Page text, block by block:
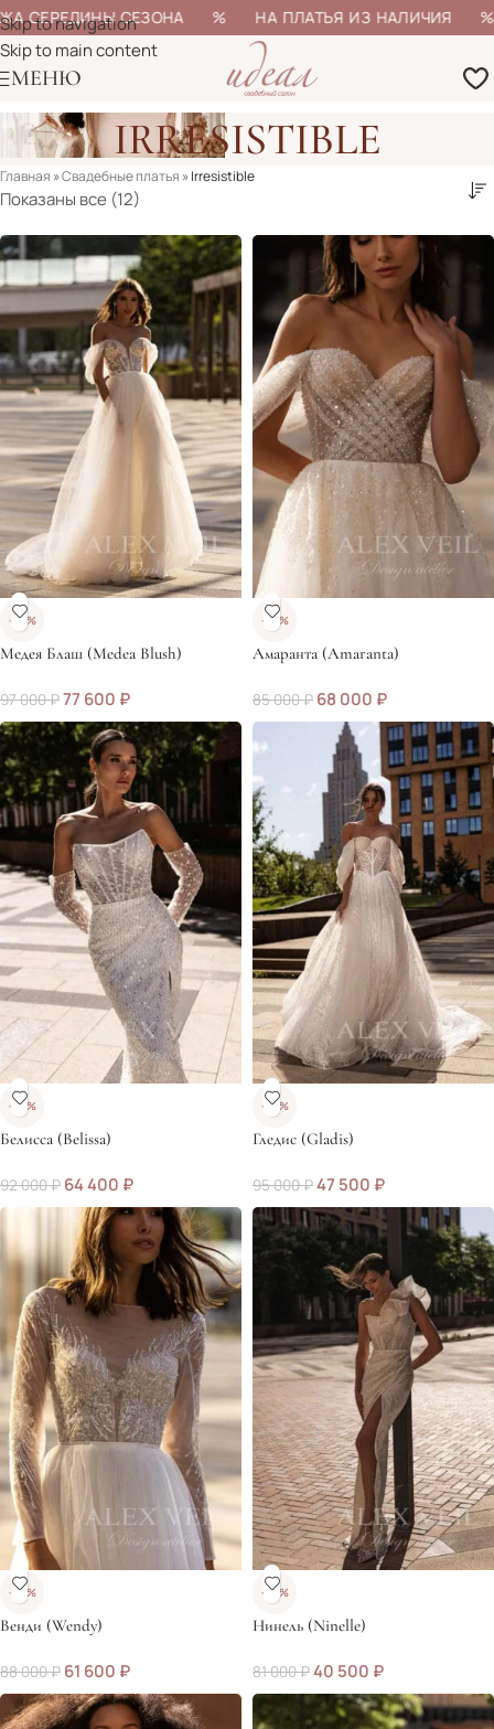
СЕРЕДИНЫ СЕЗОНА % НА ПЛАТЬЯ ИЗ НАЛИЧИЯ %
Skip to navigation
Skip to main content
МЕНЮ
IRRESISTIBLE
Главная »Свадебные платья »Irresistible
Показаны все (12)
-20%
Медея Блаш (Medea Blush)
97 000₽77 600 ₽
-20%
Амаранта (Amaranta)
85 000₽ 68 000 ₽
-30%
Белисса (Belissa)
92 000₽ 64 400 ₽
-50%
Гледис (Gladis)
95 000₽47 500 ₽
-30%
Венди (Wendy)
88 000₽ 61 600 ₽
-50%
Нинель (Ninelle)
81 000₽40 500 ₽